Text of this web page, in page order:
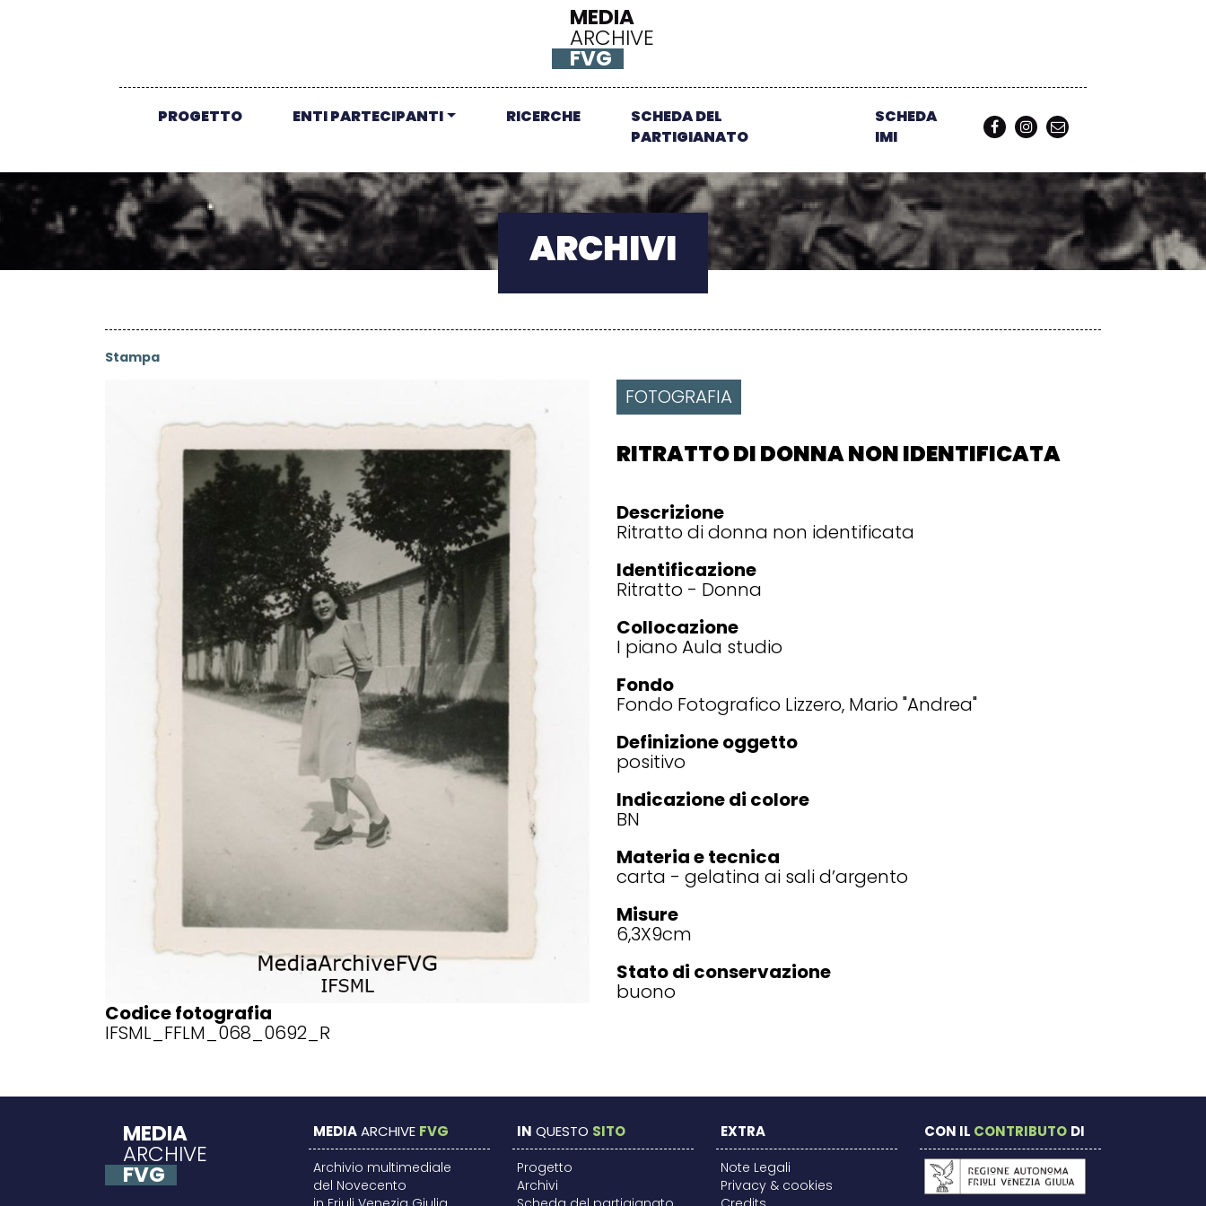
MEDIA
ARCHIVE
FVG
PROGETTO ENTI PARTECIPANTI RICERCHE
SCHEDA DEL
PARTIGIANATO
SCHEDA
IMI
ARCHIVI
Stampa
Codice fotografia
IFSML_FFLM_068_0692_R
FOTOGRAFIA
RITRATTO DI DONNA NON IDENTIFICATA
Descrizione
Ritratto di donna non identificata
Identificazione
Ritratto - Donna
Collocazione
I piano Aula studio
Fondo
Fondo Fotografico Lizzero, Mario "Andrea"
Definizione oggetto
positivo
Indicazione di colore
BN
Materia e tecnica
carta - gelatina ai sali d’argento
Misure
6,3X9cm
Stato di conservazione
buono
MEDIA
ARCHIVE
FVG
MEDIAARCHIVE FVG
Archivio multimediale
del Novecento
IN QUESTO SITO
Progetto
Archivi
EXTRA
Note Legali
Privacy & cookies
CON IL CONTRIBUTO DI